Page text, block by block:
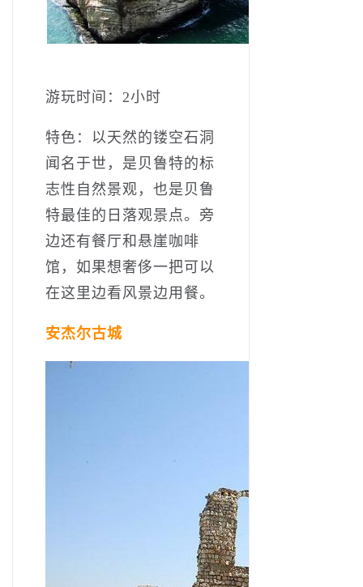
游玩时间：2小时
特色：以天然的镂空石洞
闻名于世，是贝鲁特的标
志性自然景观，也是贝鲁
特最佳的日落观景点。旁
边还有餐厅和悬崖咖啡
馆，如果想奢侈一把可以
在这里边看风景边用餐。
安杰尔古城